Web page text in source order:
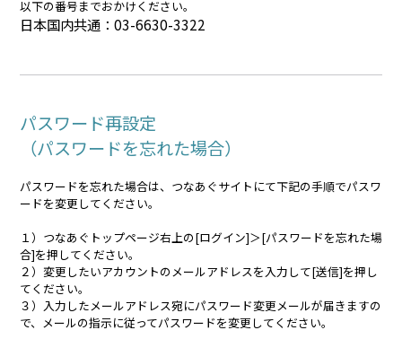
以下の番号までおかけください。
日本国内共通：03-6630-3322
パスワード再設定
（パスワードを忘れた場合）
パスワードを忘れた場合は、つなあぐサイトにて下記の手順でパスワ
ードを変更してください。
１）つなあぐトップページ右上の[ログイン]＞[パスワードを忘れた場
合]を押してください。
２）変更したいアカウントのメールアドレスを入力して[送信]を押し
てください。
３）入力したメールアドレス宛にパスワード変更メールが届きますの
で、メールの指示に従ってパスワードを変更してください。